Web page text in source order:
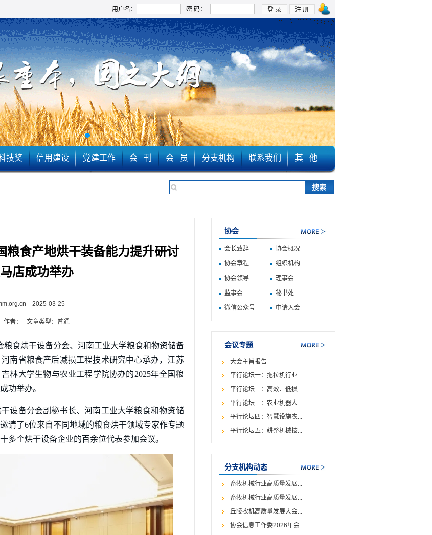
用户名： 密 码：
技奖 信用建设 党建工作 会 刊 会 员 分支机构 联系我们 其 他
粮食产地烘干装备能力提升研讨
店成功举办
2025-03-25
者： 文章类型：普通
粮食烘干设备分会、河南工业大学粮食和物资储备
南省粮食产后减损工程技术研究中心承办，江苏
林大学生物与农业工程学院协办的2025年全国粮
功举办。
设备分会副秘书长、河南工业大学粮食和物资储
请了6位来自不同地域的粮食烘干领域专家作专题
多个烘干设备企业的百余位代表参加会议。
协会
会长致辞 协会概况
协会章程 组织机构
协会领导 理事会
监事会 秘书处
微信公众号 申请入会
会议专题
大会主旨报告
平行论坛一：拖拉机行业...
平行论坛二：高效、低损...
平行论坛三：农业机器人...
平行论坛四：智慧设施农...
平行论坛五：耕整机械技...
分支机构动态
畜牧机械行业高质量发展...
畜牧机械行业高质量发展...
丘陵农机高质量发展大会...
协会信息工作委2026年会...